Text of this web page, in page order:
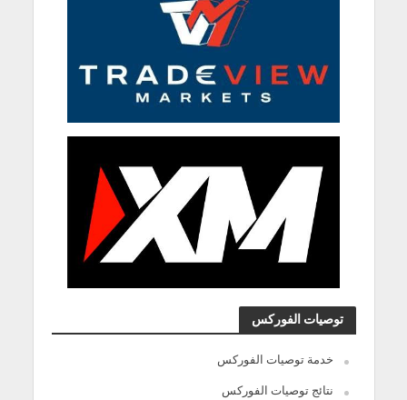
توصيات الفوركس
خدمة توصيات الفوركس
نتائج توصيات الفوركس